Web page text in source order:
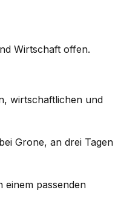
Wirtschaft offen.
wirtschaftlichen und
Grone, an drei Tagen
passenden